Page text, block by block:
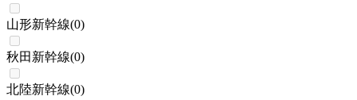
山形新幹線(0)
秋田新幹線(0)
北陸新幹線(0)